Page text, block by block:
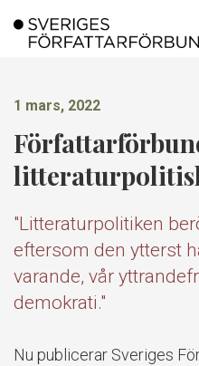
till
1 mars, 2022
"Litteraturpolitiken
eftersom den ytterst
varande, vår
demokrati."
Nu publicerar Sveriges